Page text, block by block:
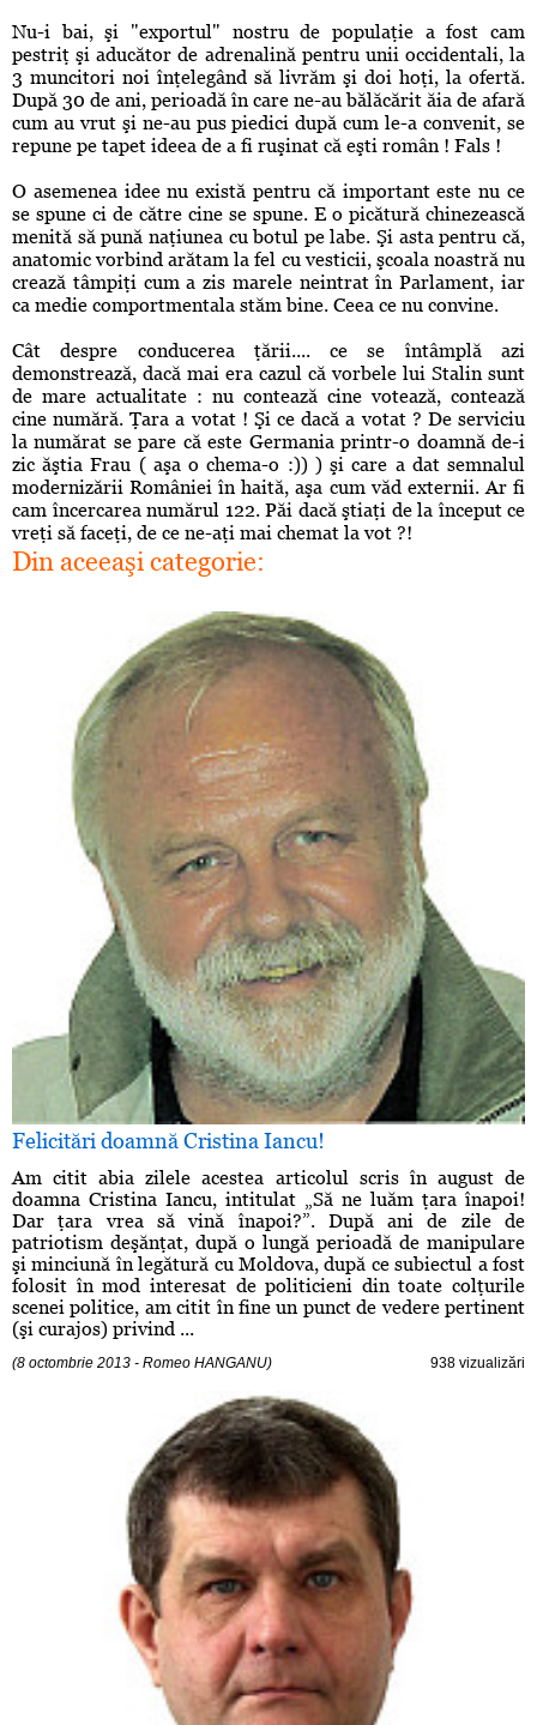
Nu-i bai, şi "exportul" nostru de populaţie a fost cam
pestriţ şi aducător de adrenalină pentru unii occidentali, la
3 muncitori noi înţelegând să livrăm şi doi hoţi, la ofertă.
După 30 de ani, perioadă în care ne-au bălăcărit ăia de afară
cum au vrut şi ne-au pus piedici după cum le-a convenit, se
repune pe tapet ideea de a fi ruşinat că eşti român ! Fals !
O asemenea idee nu există pentru că important este nu ce
se spune ci de către cine se spune. E o picătură chinezească
menită să pună naţiunea cu botul pe labe. Şi asta pentru că,
anatomic vorbind arătam la fel cu vesticii, şcoala noastră nu
crează tâmpiţi cum a zis marele neintrat în Parlament, iar
ca medie comportmentala stăm bine. Ceea ce nu convine.
Cât despre conducerea ţării.... ce se întâmplă azi
demonstrează, dacă mai era cazul că vorbele lui Stalin sunt
de mare actualitate : nu contează cine votează, contează
cine numără. Ţara a votat ! Şi ce dacă a votat ? De serviciu
la numărat se pare că este Germania printr-o doamnă de-i
zic ăştia Frau ( aşa o chema-o :)) ) şi care a dat semnalul
modernizării României în haită, aşa cum văd externii. Ar fi
cam încercarea numărul 122. Păi dacă ştiaţi de la început ce
vreţi să faceţi, de ce ne-aţi mai chemat la vot ?!
Din aceeaşi categorie:
Felicitări doamnă Cristina Iancu!
Am citit abia zilele acestea articolul scris în august de
doamna Cristina Iancu, intitulat „Să ne luăm ţara înapoi!
Dar ţara vrea să vină înapoi?”. După ani de zile de
patriotism deşănţat, după o lungă perioadă de manipulare
şi minciună în legătură cu Moldova, după ce subiectul a fost
folosit în mod interesat de politicieni din toate colţurile
scenei politice, am citit în fine un punct de vedere pertinent
(şi curajos) privind ...
(8 octombrie 2013 - Romeo HANGANU) 938 vizualizări